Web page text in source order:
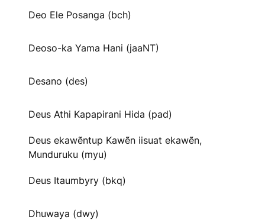
Deo Ele Posanga (bch)
Deoso-ka Yama Hani (jaaNT)
Desano (des)
Deus Athi Kapapirani Hida (pad)
Deus ekawẽntup Kawẽn iisuat ekawẽn,
Munduruku (myu)
Deus Itaumbyry (bkq)
Dhuwaya (dwy)